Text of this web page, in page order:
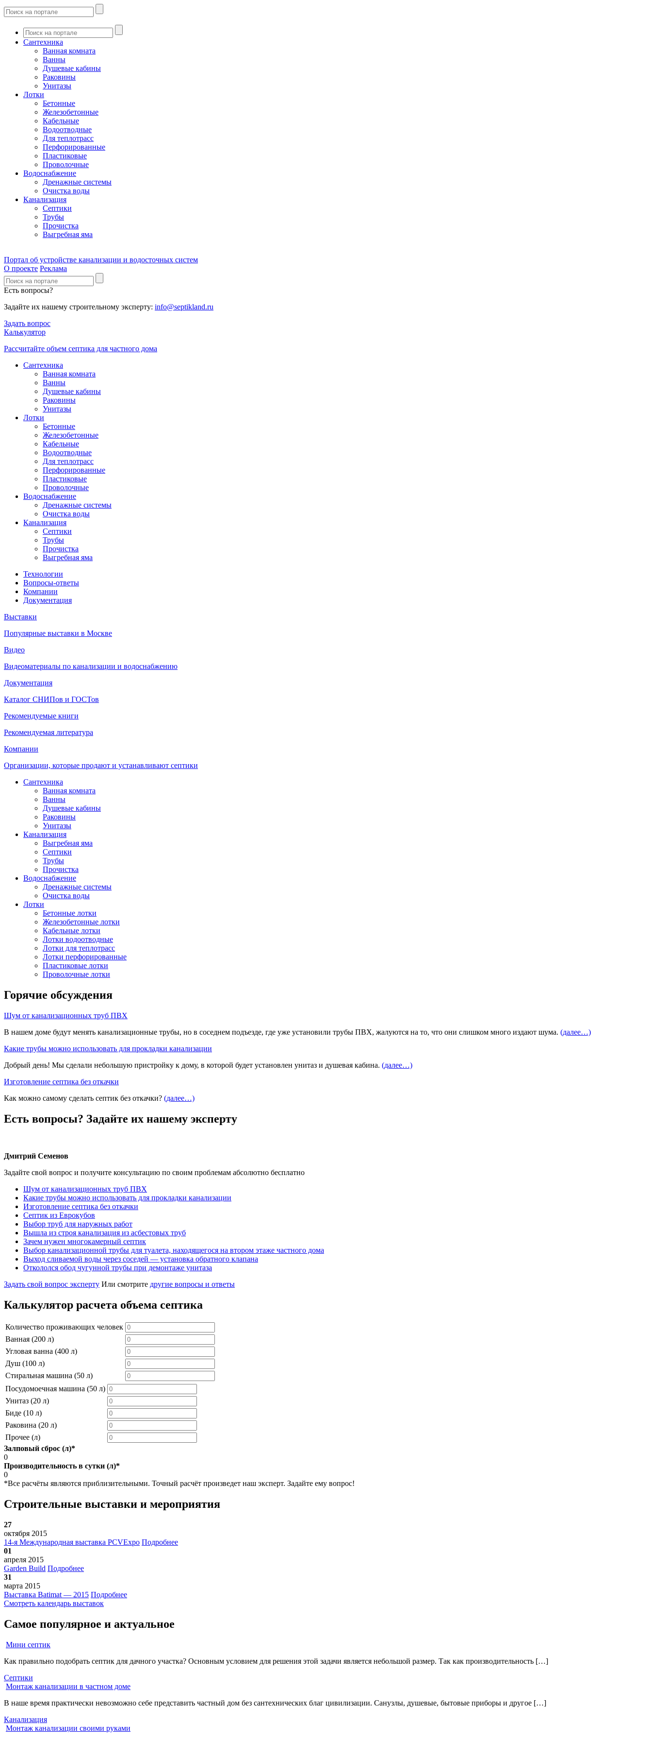
Сантехника
Ванная комната
Ванны
Душевые кабины
Раковины
Унитазы
Лотки
Бетонные
Железобетонные
Кабельные
Водоотводные
Для теплотрасс
Перфорированные
Пластиковые
Проволочные
Водоснабжение
Дренажные системы
Очистка воды
Канализация
Септики
Трубы
Прочистка
Выгребная яма
Портал об устройстве канализации и водосточных систем
О проекте Реклама
Есть вопросы?
Задайте их нашему строительному эксперту: info@septikland.ru
Задать вопрос
Калькулятор
Рассчитайте объем септика для частного дома
Сантехника
Ванная комната
Ванны
Душевые кабины
Раковины
Унитазы
Лотки
Бетонные
Железобетонные
Кабельные
Водоотводные
Для теплотрасс
Перфорированные
Пластиковые
Проволочные
Водоснабжение
Дренажные системы
Очистка воды
Канализация
Септики
Трубы
Прочистка
Выгребная яма
Технологии
Вопросы-ответы
Компании
Документация
Выставки
Популярные выставки в Москве
Видео
Видеоматериалы по канализации и водоснабжению
Документация
Каталог СНИПов и ГОСТов
Рекомендуемые книги
Рекомендуемая литература
Компании
Организации, которые продают и устанавливают септики
Сантехника
Ванная комната
Ванны
Душевые кабины
Раковины
Унитазы
Канализация
Выгребная яма
Септики
Трубы
Прочистка
Водоснабжение
Дренажные системы
Очистка воды
Лотки
Бетонные лотки
Железобетонные лотки
Кабельные лотки
Лотки водоотводные
Лотки для теплотрасс
Лотки перфорированные
Пластиковые лотки
Проволочные лотки
Горячие обсуждения
Шум от канализационных труб ПВХ
В нашем доме будут менять канализационные трубы, но в соседнем подъезде, где уже установили трубы ПВХ, жалуются на то, что они слишком много издают шума. (далее…)
Какие трубы можно использовать для прокладки канализации
Добрый день! Мы сделали небольшую пристройку к дому, в которой будет установлен унитаз и душевая кабина. (далее…)
Изготовление септика без откачки
Как можно самому сделать септик без откачки? (далее…)
Есть вопросы? Задайте их нашему эксперту
Дмитрий Семенов
Задайте свой вопрос и получите консультацию по своим проблемам абсолютно бесплатно
Шум от канализационных труб ПВХ
Какие трубы можно использовать для прокладки канализации
Изготовление септика без откачки
Септик из Еврокубов
Выбор труб для наружных работ
Вышла из строя канализация из асбестовых труб
Зачем нужен многокамерный септик
Выбор канализационной трубы для туалета, находящегося на втором этаже частного дома
Выход сливаемой воды через соседей — установка обратного клапана
Откололся обод чугунной трубы при демонтаже унитаза
Задать свой вопрос эксперту Или смотрите другие вопросы и ответы
Калькулятор расчета объема септика
Количество проживающих человек
Ванная (200 л)
Угловая ванна (400 л)
Душ (100 л)
Стиральная машина (50 л)
Посудомоечная машина (50 л)
Унитаз (20 л)
Биде (10 л)
Раковина (20 л)
Прочее (л)
Залповый сброс (л)*
0
Производительность в сутки (л)*
0
*Все расчёты являются приблизительными. Точный расчёт произведет наш эксперт. Задайте ему вопрос!
Строительные выставки и мероприятия
27
октября 2015
14-я Международная выставка PCVExpo Подробнее
01
апреля 2015
Garden Build Подробнее
31
марта 2015
Выставка Batimat — 2015 Подробнее
Смотреть календарь выставок
Самое популярное и актуальное
Мини септик
Как правильно подобрать септик для дачного участка? Основным условием для решения этой задачи является небольшой размер. Так как производительность […]
Септики
Монтаж канализации в частном доме
В наше время практически невозможно себе представить частный дом без сантехнических благ цивилизации. Санузлы, душевые, бытовые приборы и другое […]
Канализация
Монтаж канализации своими руками